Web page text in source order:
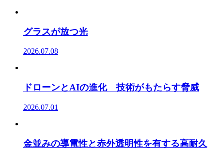
グラスが放つ光
2026.07.08
ドローンとAIの進化 技術がもたらす脅威
2026.07.01
金並みの導電性と赤外透明性を有する高耐久